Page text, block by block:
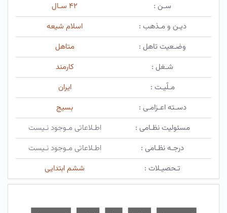
سـن :
۴۲ سـال
دیـن و مـذهب :
اسلام شیعه
وضـعیت تاهل :
متاهل
شـغل :
کارمند
مـلّیـت :
ایران
دسـته اعـزامـی :
بسیج
مسئولیت نظـامی :
اطـلاعاتی مـوجود نـیست
درجـه نظـامی :
اطـلاعاتی مـوجود نـیست
تـحصیـلات :
ششم ابتدایی